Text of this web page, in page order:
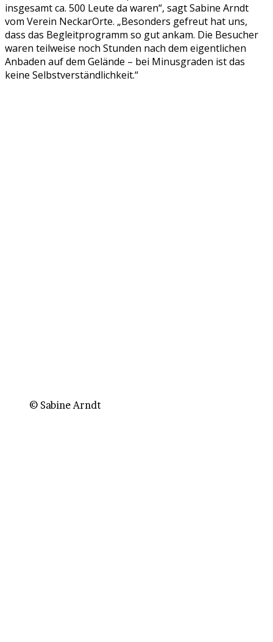
insgesamt ca. 500 Leute da waren“, sagt Sabine Arndt
vom Verein NeckarOrte. „Besonders gefreut hat uns,
dass das Begleitprogramm so gut ankam. Die Besucher
waren teilweise noch Stunden nach dem eigentlichen
Anbaden auf dem Gelände – bei Minusgraden ist das
keine Selbstverständlichkeit.“
© Sabine Arndt